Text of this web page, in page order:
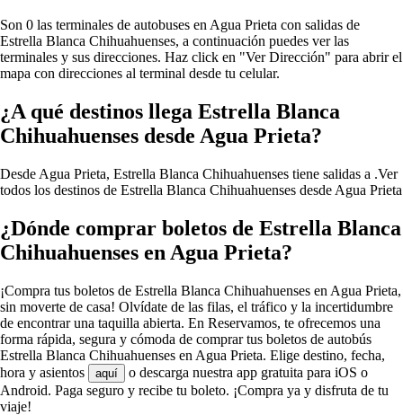
Son 0 las terminales de autobuses en Agua Prieta con salidas de
Estrella Blanca Chihuahuenses, a continuación puedes ver las
terminales y sus direcciones. Haz click en "Ver Dirección" para abrir el
mapa con direcciones al terminal desde tu celular.
¿A qué destinos llega Estrella Blanca
Chihuahuenses desde Agua Prieta?
Desde Agua Prieta, Estrella Blanca Chihuahuenses tiene salidas a .Ver
todos los destinos de Estrella Blanca Chihuahuenses desde Agua Prieta
¿Dónde comprar boletos de Estrella Blanca
Chihuahuenses en Agua Prieta?
¡Compra tus boletos de Estrella Blanca Chihuahuenses en Agua Prieta,
sin moverte de casa! Olvídate de las filas, el tráfico y la incertidumbre
de encontrar una taquilla abierta. En Reservamos, te ofrecemos una
forma rápida, segura y cómoda de comprar tus boletos de autobús
Estrella Blanca Chihuahuenses en Agua Prieta. Elige destino, fecha,
hora y asientos
aquí
o descarga nuestra app gratuita para iOS o
Android. Paga seguro y recibe tu boleto. ¡Compra ya y disfruta de tu
viaje!